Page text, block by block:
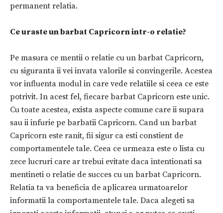
permanent relatia.
Ce uraste un barbat Capricorn intr-o relatie?
Pe masura ce mentii o relatie cu un barbat Capricorn,
cu siguranta ii vei invata valorile si convingerile. Acestea
vor influenta modul in care vede relatiile si ceea ce este
potrivit. In acest fel, fiecare barbat Capricorn este unic.
Cu toate acestea, exista aspecte comune care ii supara
sau ii infurie pe barbatii Capricorn. Cand un barbat
Capricorn este ranit, fii sigur ca esti constient de
comportamentele tale. Ceea ce urmeaza este o lista cu
zece lucruri care ar trebui evitate daca intentionati sa
mentineti o relatie de succes cu un barbat Capricorn.
Relatia ta va beneficia de aplicarea urmatoarelor
informatii la comportamentele tale. Daca alegeti sa